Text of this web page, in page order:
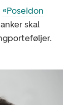
«Poseidon
skal